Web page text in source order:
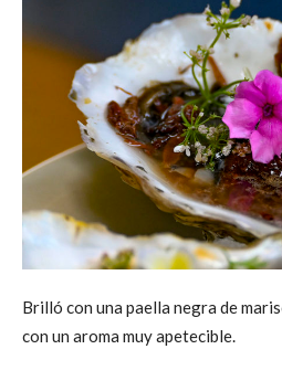
Brilló con una paella negra de
con un aroma muy apetecible.